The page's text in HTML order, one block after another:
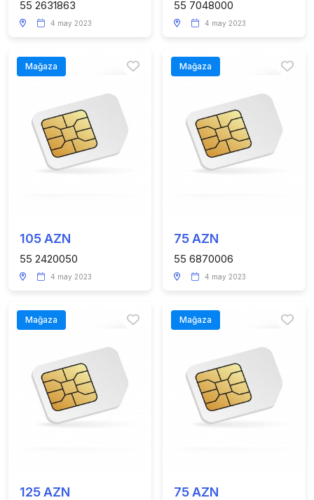
55 2631863
4 may 2023
55 7048000
4 may 2023
Mağaza
105 AZN
55 2420050
4 may 2023
Mağaza
75 AZN
55 6870006
4 may 2023
Mağaza
125 AZN
Mağaza
75 AZN